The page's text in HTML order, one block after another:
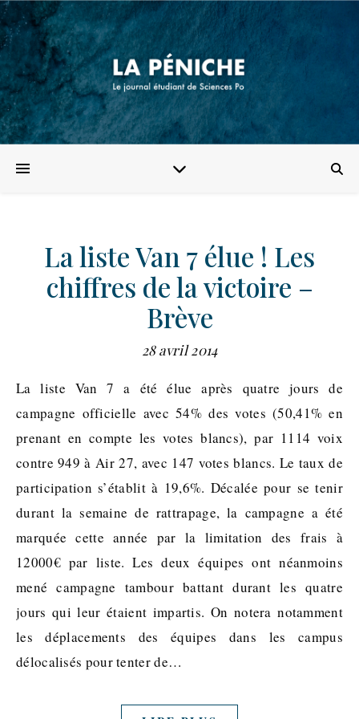
La liste Van 7 élue ! Les
chiffres de la victoire –
Brève
28 avril 2014
La liste Van 7 a été élue après quatre jours de
campagne officielle avec 54% des votes (50,41% en
prenant en compte les votes blancs), par 1114 voix
contre 949 à Air 27, avec 147 votes blancs. Le taux de
participation s’établit à 19,6%. Décalée pour se tenir
durant la semaine de rattrapage, la campagne a été
marquée cette année par la limitation des frais à
12000€ par liste. Les deux équipes ont néanmoins
mené campagne tambour battant durant les quatre
jours qui leur étaient impartis. On notera notamment
les déplacements des équipes dans les campus
délocalisés pour tenter de…